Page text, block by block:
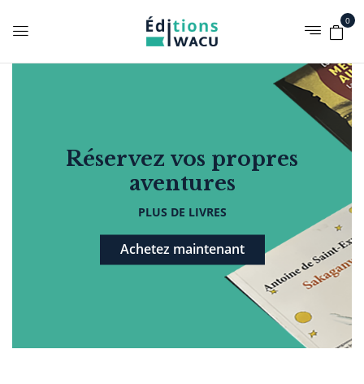
0
Réservez vos propres
aventures
PLUS DE LIVRES
Achetez maintenant